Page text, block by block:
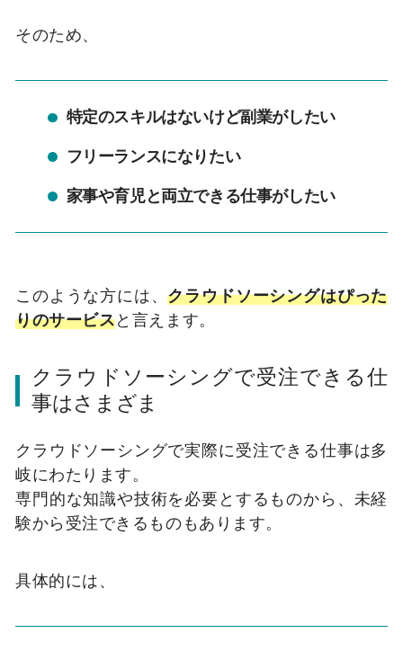
そのため、
特定のスキルはないけど副業がしたい
フリーランスになりたい
家事や育児と両立できる仕事がしたい
このような方には、クラウドソーシングはぴった
りのサービスと言えます。
クラウドソーシングで受注できる仕
事はさまざま
クラウドソーシングで実際に受注できる仕事は多
岐にわたります。
専門的な知識や技術を必要とするものから、未経
験から受注できるものもあります。
具体的には、